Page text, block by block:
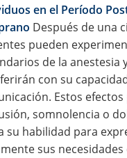
en el Período
Después de una
pueden
de la anestesia
con su
Estos
somnolencia o
su habilidad para
sus necesidades